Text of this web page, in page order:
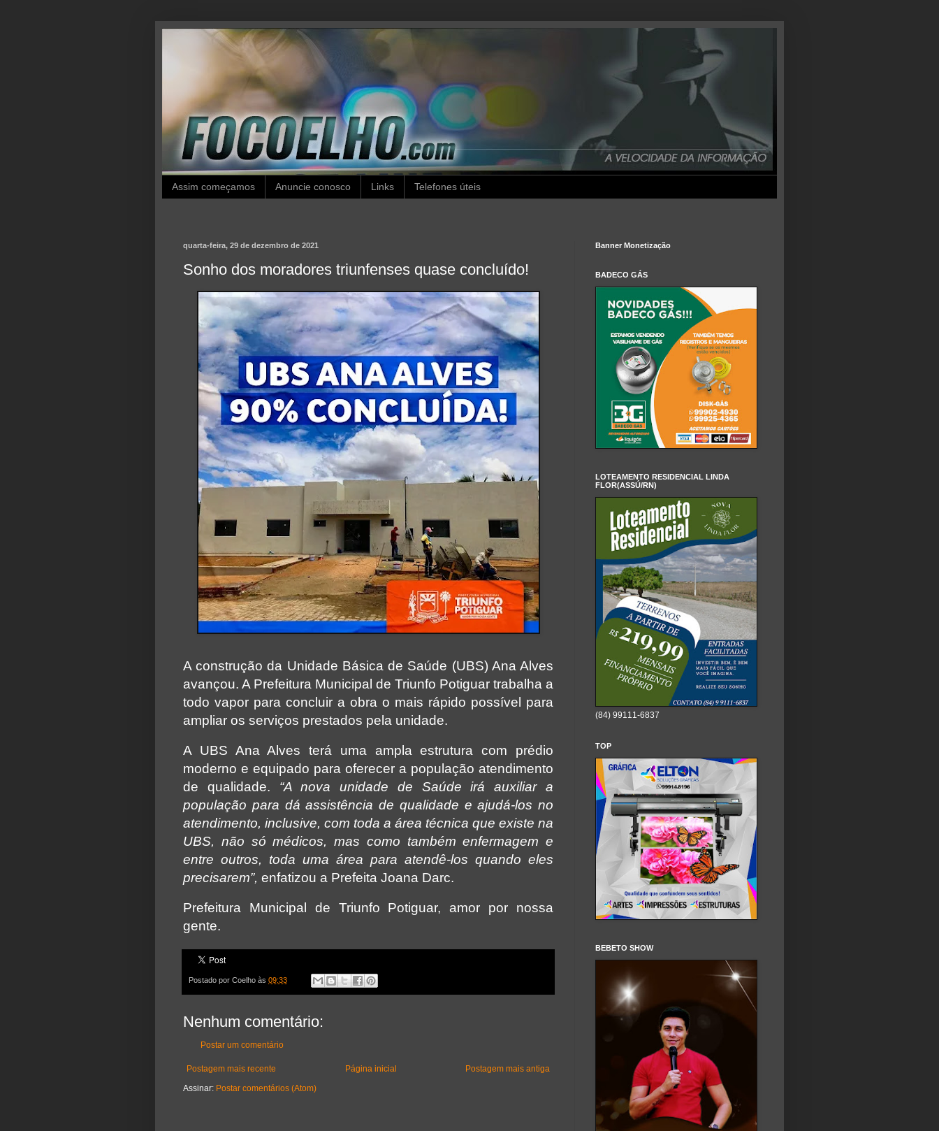
Assim começamos Anuncie conosco Links Telefones úteis
quarta-feira, 29 de dezembro de 2021
Sonho dos moradores triunfenses quase concluído!
A construção da Unidade Básica de Saúde (UBS) Ana Alves
avançou. A Prefeitura Municipal de Triunfo Potiguar trabalha a
todo vapor para concluir a obra o mais rápido possível para
ampliar os serviços prestados pela unidade.
A UBS Ana Alves terá uma ampla estrutura com prédio
moderno e equipado para oferecer a população atendimento
de qualidade. “A nova unidade de Saúde irá auxiliar a
população para dá assistência de qualidade e ajudá-los no
atendimento, inclusive, com toda a área técnica que existe na
UBS, não só médicos, mas como também enfermagem e
entre outros, toda uma área para atendê-los quando eles
precisarem”, enfatizou a Prefeita Joana Darc.
Prefeitura Municipal de Triunfo Potiguar, amor por nossa
gente.
Postado por Coelho às 09:33
Nenhum comentário:
Postar um comentário
Postagem mais recente Postagem mais antiga
Página inicial
Assinar: Postar comentários (Atom)
Banner Monetização
BADECO GÁS
LOTEAMENTO RESIDENCIAL LINDA
FLOR(ASSÚ/RN)
(84) 99111-6837
TOP
BEBETO SHOW